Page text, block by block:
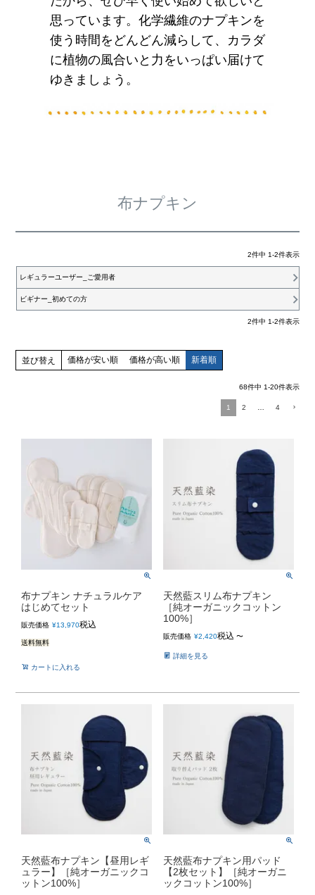
思っています。化学繊維のナプキンを
使う時間をどんどん減らして、カラダ
に植物の風合いと力をいっぱい届けて
ゆきましょう。
布ナプキン
2件中 1-2件表示
レギュラーユーザー_ご愛用者
ビギナー_初めての方
2件中 1-2件表示
並び替え 価格が安い順 価格が高い順 新着順
68件中 1-20件表示
1 2 4
布ナプキン ナチュラルケア
はじめてセット
販売価格 ¥13,970税込
送料無料
カートに入れる
天然藍スリム布ナプキン
［純オーガニックコットン
100%］
販売価格 ¥2,420税込 〜
詳細を見る
天然藍布ナプキン【昼用レギ
ュラー】［純オーガニックコ
ットン100%］
天然藍布ナプキン用パッド
【2枚セット】［純オーガニ
ックコットン100%］